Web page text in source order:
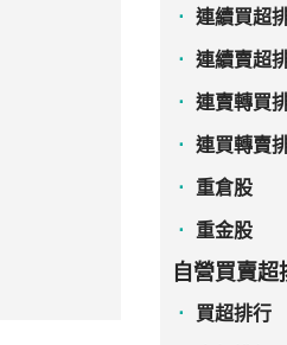
連續買超
連續賣超
連賣轉買
連買轉賣
重倉股
重金股
自營買賣超
買超排行